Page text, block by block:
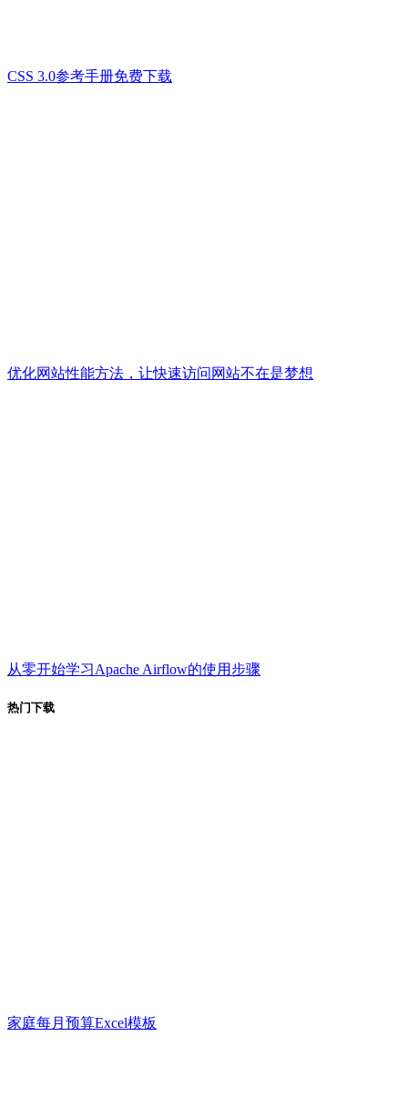
CSS 3.0参考手册免费下载
优化网站性能方法，让快速访问网站不在是梦想
从零开始学习Apache Airflow的使用步骤
热门下载
家庭每月预算Excel模板